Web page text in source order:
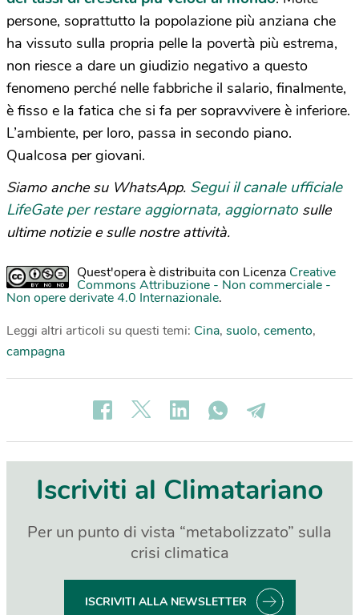
persone, soprattutto la popolazione più anziana che
ha vissuto sulla propria pelle la povertà più estrema,
non riesce a dare un giudizio negativo a questo
fenomeno perché nelle fabbriche il salario, finalmente,
è fisso e la fatica che si fa per sopravvivere è inferiore.
L’ambiente, per loro, passa in secondo piano.
Qualcosa per giovani.
Siamo anche su WhatsApp. Segui il canale ufficiale
LifeGate per restare aggiornata, aggiornato sulle
ultime notizie e sulle nostre attività.
Quest'opera è distribuita con Licenza Creative
Commons Attribuzione - Non commerciale -
Non opere derivate 4.0 Internazionale.
Leggi altri articoli su questi temi: Cina, suolo, cemento,
campagna
Iscriviti al Climatariano
Per un punto di vista “metabolizzato” sulla
crisi climatica
ISCRIVITI ALLA NEWSLETTER